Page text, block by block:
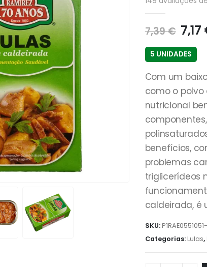
7,39€ 7,17
5 UNIDADES
Com um
como o polvo
nutricional
benefícios,
problemas
triglicerídeos
caldeirada, é
SKU:
Categorias:Lulas,